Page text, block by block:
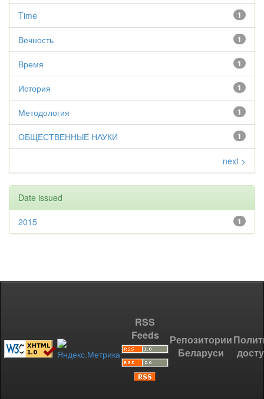
1
Time
1
Вечность
1
Время
1
История
1
Методология
1
ОБЩЕСТВЕННЫЕ НАУКИ
next >
Date issued
1
2015
RSS
Feeds
Репозитории
Беларуси